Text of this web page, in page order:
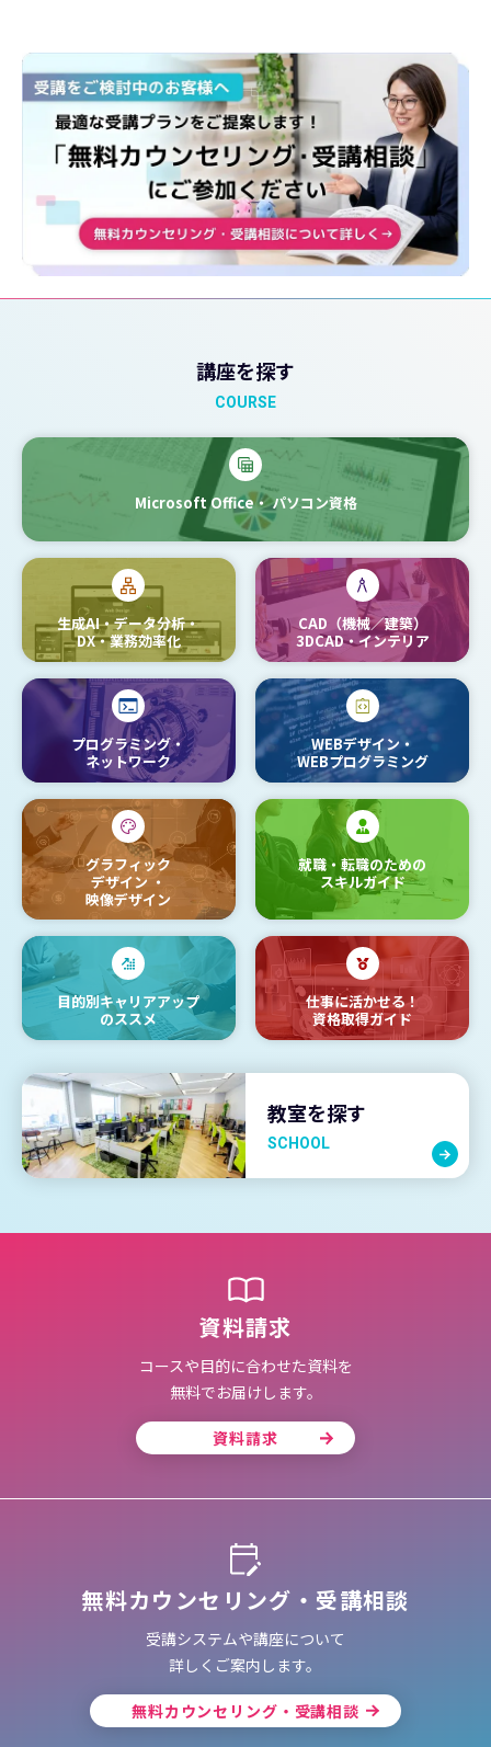
講座を探す
COURSE
Microsoft Office・パソコン資格
生成AI・データ分析・
DX・業務効率化
CAD（機械／建築）
3DCAD・インテリア
プログラミング・
ネットワーク
WEBデザイン・
WEBプログラミング
グラフィック
デザイン・
映像デザイン
就職・転職のための
スキルガイド
目的別キャリアアップ
のススメ
仕事に活かせる！
資格取得ガイド
教室を探す
SCHOOL
資料請求
コースや目的に合わせた資料を
無料でお届けします。
資料請求
無料カウンセリング・受講相談
受講システムや講座について
詳しくご案内します。
無料カウンセリング・受講相談